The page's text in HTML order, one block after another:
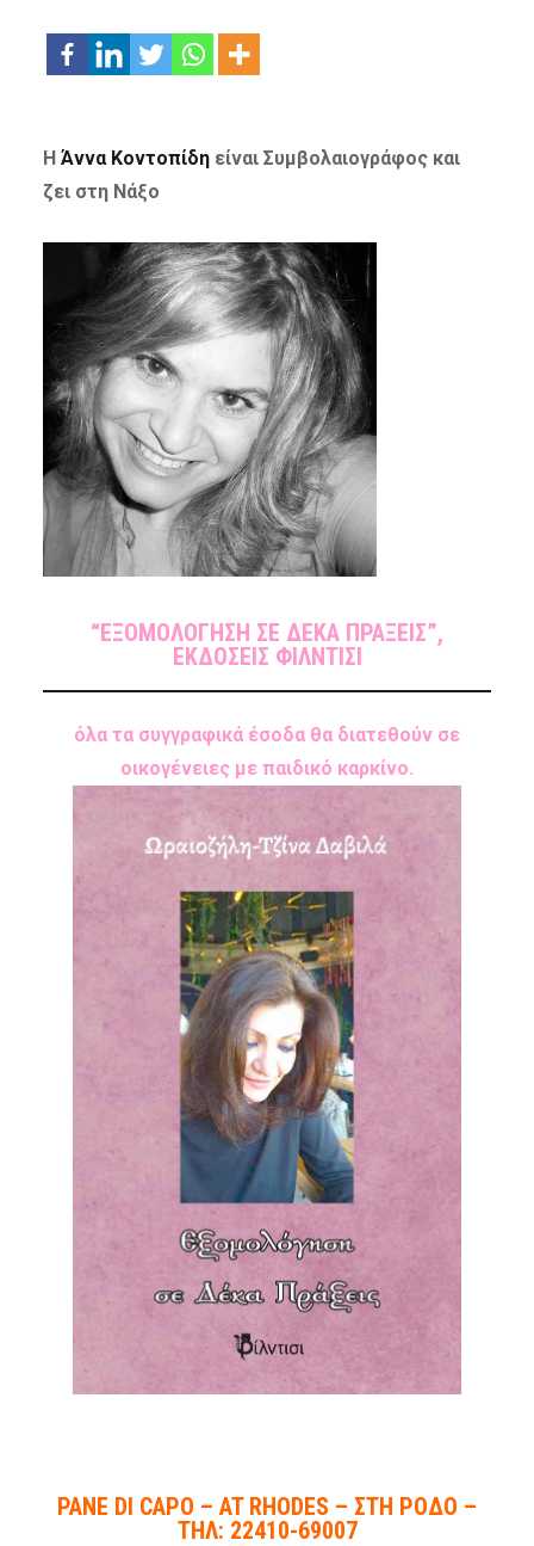
Η Άννα Κοντοπίδη είναι Συμβολαιογράφος και
ζει στη Νάξο
“ΕΞΟΜΟΛΟΓΗΣΗ ΣΕ ΔΕΚΑ ΠΡΑΞΕΙΣ”,
ΕΚΔΟΣΕΙΣ ΦΙΛΝΤΙΣΙ
όλα τα συγγραφικά έσοδα θα διατεθούν σε
οικογένειες με παιδικό καρκίνο.
PANE DI CAPO – AT RHODES – ΣΤΗ ΡΟΔΟ –
ΤΗΛ: 22410-69007